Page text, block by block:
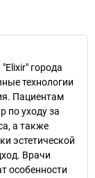
города
технологии
Пациентам
по уходу за
а также
эстетической
Врачи
особенности